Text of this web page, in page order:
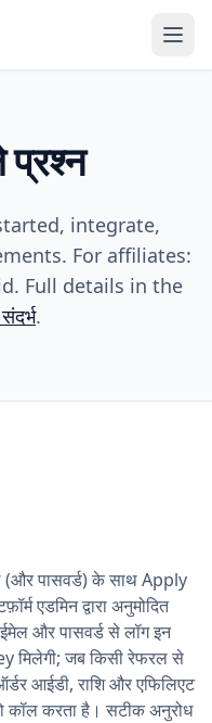
integrate,
For affiliates:
Full details in the
.
पासवर्ड) के साथ Apply
एडमिन द्वारा अनुमोदित
और पासवर्ड से लॉग इन
मिलेगी; जब किसी रेफरल से
आईडी, राशि और एफिलिएट
करता है। सटीक अनुरोध